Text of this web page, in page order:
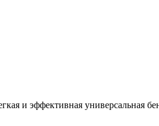
и эффективная универсальная